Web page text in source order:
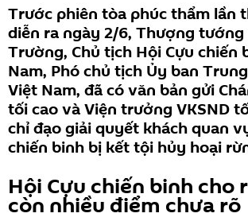
Trước phiên tòa phúc thẩm lần
diễn ra ngày 2/6, Thượng tướng
Trường, Chủ tịch Hội Cựu chiến
Nam, Phó chủ tịch Ủy ban
Việt Nam, đã có văn bản gửi
tối cao và Viện trưởng VKSND
chỉ đạo giải quyết khách quan
chiến binh bị kết tội hủy hoại
Hội Cựu chiến binh cho
còn nhiều điểm chưa rõ